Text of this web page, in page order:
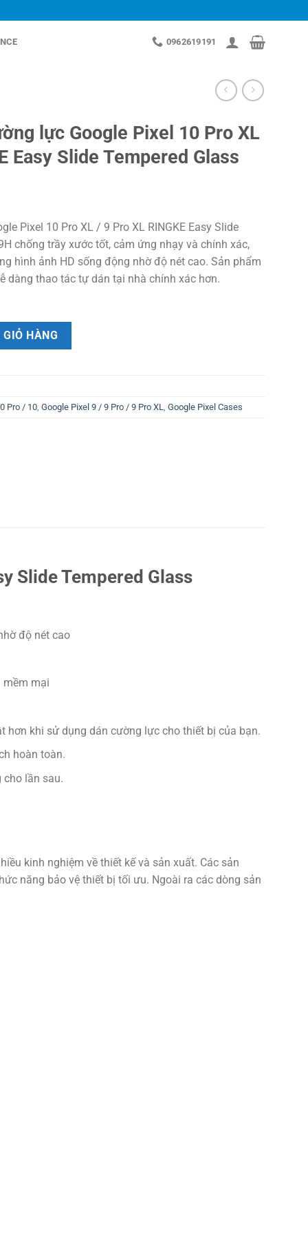
0962619191
lực Google Pixel 10 Pro XL
Easy Slide Tempered Glass
Pixel 10 Pro XL / 9 Pro XL RINGKE Easy Slide
chống trầy xước tốt, cảm ứng nhạy và chính xác,
hình ảnh HD sống động nhờ độ nét cao. Sản phẩm
dàng thao tác tự dán tại nhà chính xác hơn.
10 Pro XL / 9 Pro XL RINGKE Easy Slide Tempered Glass số lượng
HÀNG
Pro / 10 Google Pixel 9 / 9 Pro / 9 Pro XL Google Pixel Cases
Slide Tempered Glass
độ nét cao
mềm mại
khi sử dụng dán cường lực cho thiết bị của bạn.
hoàn toàn.
cho lần sau.
kinh nghiệm về thiết kế và sản xuất. Các sản
năng bảo vệ thiết bị tối ưu. Ngoài ra các dòng sản